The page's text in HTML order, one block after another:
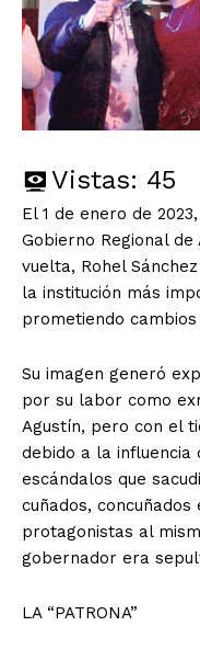
Vistas: 45
El 1 de enero de
Gobierno Regional
vuelta, Rohel
la institución más
prometiendo
Su imagen generó
por su labor como
Agustín, pero con el
debido a la influencia
escándalos que
cuñados,
protagonistas al
gobernador era
LA “PATRONA”